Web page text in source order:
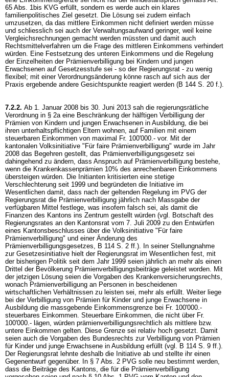
65 Abs. 1bis KVG erfüllt, sondern es werde auch ein klares
familienpolitisches Ziel gesetzt. Die Lösung sei zudem einfach
umzusetzen, da das mittlere Einkommen nicht definiert werden müsse
und schliesslich sei auch der Verwaltungsaufwand geringer, weil keine
Vergleichsrechnungen gemacht werden müssten und damit auch
Rechtsmittelverfahren um die Frage des mittleren Einkommens verhindert
würden. Eine Festsetzung des unteren Einkommens und die Regelung
der Einzelheiten der Prämienverbilligung bei Kindern und jungen
Erwachsenen auf Gesetzesstufe sei - so der Regierungsrat - zu wenig
flexibel; mit einer Verordnungsänderung könne rasch auf sich aus der
Praxis ergebende andere Gesichtspunkte reagiert werden (B 144 S. 20 f.).
7.2.2. Ab 1. Januar 2008 bis 30. Juni 2013 sah die regierungsrätliche
Verordnung in § 2a eine Beschränkung der hälftigen Verbilligung der
Prämien von Kindern und jungen Erwachsenen in Ausbildung, die bei
ihren unterhaltspflichtigen Eltern wohnen, auf Familien mit einem
steuerbaren Einkommen von maximal Fr. 100'000.- vor. Mit der
kantonalen Volksinitiative "Für faire Prämienverbilligung" wurde im Jahr
2008 das Begehren gestellt, das Prämienverbilligungsgesetz sei
dahingehend zu ändern, dass Anspruch auf Prämienverbilligung bestehe,
wenn die Krankenkassenprämien 10% des anrechenbaren Einkommens
übersteigen würden. Die Initianten kritisierten eine stetige
Verschlechterung seit 1999 und begründeten die Initiative im
Wesentlichen damit, dass nach der geltenden Regelung im PVG der
Regierungsrat die Prämienverbilligung jährlich nach Massgabe der
verfügbaren Mittel festlege, was insofern falsch sei, als damit die
Finanzen des Kantons ins Zentrum gestellt würden (vgl. Botschaft des
Regierungsrates an den Kantonsrat vom 7. Juli 2009 zu den Entwürfen
eines Kantonsbeschlusses über die Volksinitiative "Für faire
Prämienverbilligung" und einer Änderung des
Prämienverbilligungsgesetzes, B 114 S. 2 ff.). In seiner Stellungnahme
zur Gesetzesinitiative hielt der Regierungsrat im Wesentlichen fest, mit
der bisherigen Politik seit dem Jahr 1999 seien jährlich an mehr als einen
Drittel der Bevölkerung Prämienverbilligungsbeiträge geleistet worden. Mit
der jetzigen Lösung seien die Vorgaben des Krankenversicherungsrechts,
wonach Prämienverbilligung an Personen in bescheidenen
wirtschaftlichen Verhältnissen zu leisten sei, mehr als erfüllt. Weiter liege
bei der Verbilligung von Prämien für Kinder und junge Erwachsene in
Ausbildung die massgebende Einkommensgrenze bei Fr. 100'000.-
steuerbares Einkommen. Steuerbare Einkommen, die nicht über Fr.
100'000.- lägen, würden prämienverbilligungsrechtlich als mittlere bzw.
untere Einkommen gelten. Diese Grenze sei relativ hoch gesetzt. Damit
seien auch die Vorgaben des Bundesrechts zur Verbilligung von Prämien
für Kinder und junge Erwachsene in Ausbildung erfüllt (vgl. B 114 S. 9 ff.).
Der Regierungsrat lehnte deshalb die Initiative ab und stellte ihr einen
Gegenentwurf gegenüber. In § 7 Abs. 2 PVG solle neu bestimmt werden,
dass die Beiträge des Kantons, die für die Prämienverbilligung